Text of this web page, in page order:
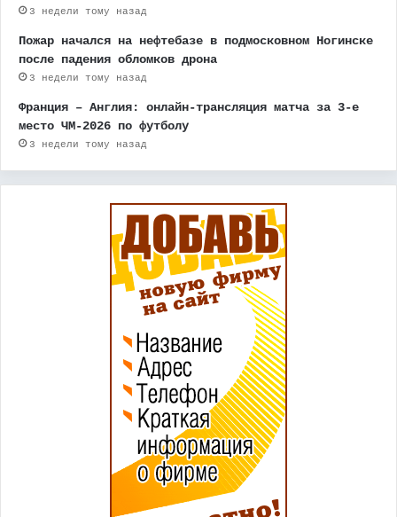
3 недели тому назад
Пожар начался на нефтебазе в подмосковном Ногинске
после падения обломков дрона
3 недели тому назад
Франция – Англия: онлайн-трансляция матча за 3-е
место ЧМ-2026 по футболу
3 недели тому назад